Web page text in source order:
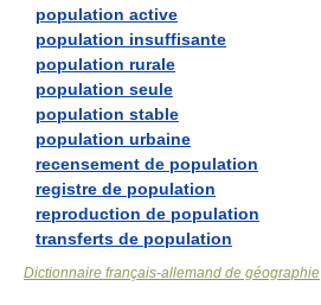
population active
population insuffisante
population rurale
population seule
population stable
population urbaine
recensement de population
registre de population
reproduction de population
transferts de population
Dictionnaire français-allemand de géographie